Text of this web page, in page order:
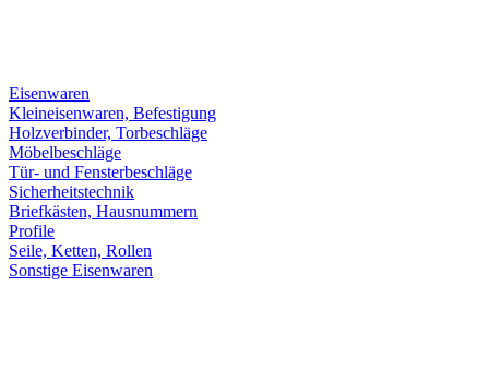
Eisenwaren
Kleineisenwaren, Befestigung
Holzverbinder, Torbeschläge
Möbelbeschläge
Tür- und Fensterbeschläge
Sicherheitstechnik
Briefkästen, Hausnummern
Profile
Seile, Ketten, Rollen
Sonstige Eisenwaren